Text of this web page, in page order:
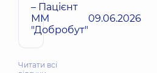
– Пацієнт
ММ
"Добробут"
09.06.2026
Читати всі